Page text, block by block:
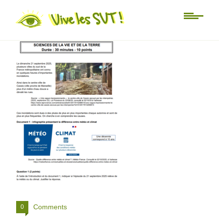
1 svt
0 Comments